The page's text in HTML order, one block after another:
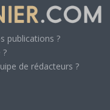
publications ?
?
de rédacteurs ?